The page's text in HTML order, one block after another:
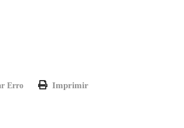
Erro Imprimir